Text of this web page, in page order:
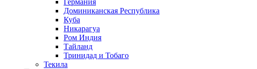
Германия
Доминиканская Республика
Куба
Никарагуа
Ром Индия
Тайланд
Тринидад и Тобаго
Текила